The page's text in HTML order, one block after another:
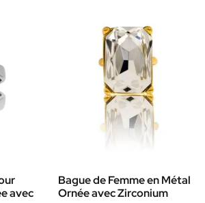
avec
Bague de Femme en Métal
Ornée avec Zirconium